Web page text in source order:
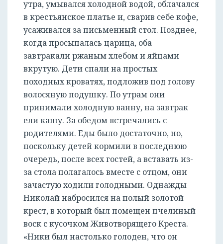
утра, умывался холодной водой, облачался
в крестьянское платье и, сварив себе кофе,
усаживался за письменный стол. Позднее,
когда просыпалась царица, оба
завтракали ржаным хлебом и яйцами
вкрутую. Дети спали на простых
походных кроватях, подложив под голову
волосяную подушку. По утрам они
принимали холодную ванну, на завтрак
ели кашу. За обедом встречались с
родителями. Еды было достаточно, но,
поскольку детей кормили в последнюю
очередь, после всех гостей, а вставать из-
за стола полагалось вместе с отцом, они
зачастую ходили голодными. Однажды
Николай набросился на полый золотой
крест, в который был помещен пчелиный
воск с кусочком Животворящего Креста.
«Ники был настолько голоден, что он